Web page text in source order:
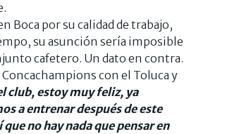
Boca por su calidad de trabajo,
su asunción sería imposible
cafetero. Un dato en contra.
Concachampions con el Toluca y
club, estoy muy feliz, ya
a entrenar después de este
no hay nada que pensar en